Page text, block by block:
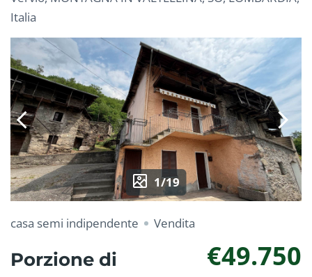
Italia
1/19
casa semi indipendente Vendita
Porzione di
€49.750